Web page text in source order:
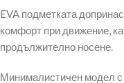
EVA подметката
комфорт при движение,
продължително носене.
Минималистичен модел с